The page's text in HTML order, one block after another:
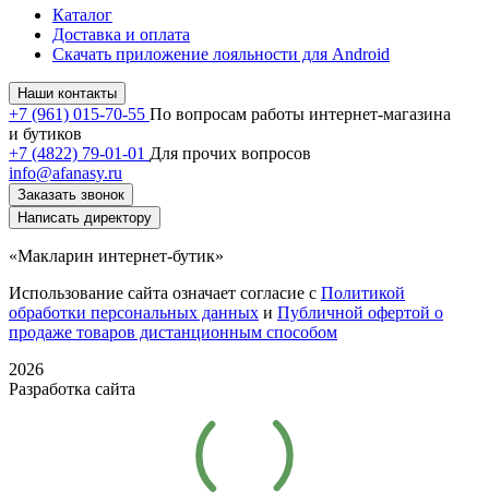
Каталог
Доставка и оплата
Скачать приложение лояльности для Android
Наши контакты
+7 (961) 015-70-55 По вопросам работы интернет-магазина
и бутиков
+7 (4822) 79-01-01 Для прочих вопросов
info@afanasy.ru
Заказать звонок
Написать директору
«Макларин интернет-бутик»
Использование сайта означает согласие с Политикой
обработки персональных данных и Публичной офертой о
продаже товаров дистанционным способом
2026
Разработка сайта